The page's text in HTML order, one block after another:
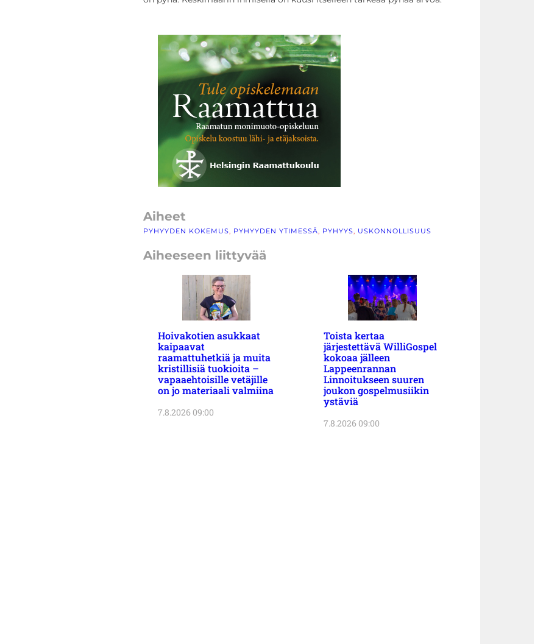
Aiheet
PYHYYDEN KOKEMUS PYHYYDEN YTIMESSÄ PYHYYS USKONNOLLISUUS
Aiheeseen liittyvää
Hoivakotien asukkaat
kaipaavat
raamattuhetkiä ja muita
kristillisiä tuokioita –
vapaaehtoisille vetäjille
on jo materiaali valmiina
7.8.2026 09:00
Toista kertaa
järjestettävä WilliGospel
kokoaa jälleen
Lappeenrannan
Linnoitukseen suuren
joukon gospelmusiikin
ystäviä
7.8.2026 09:00